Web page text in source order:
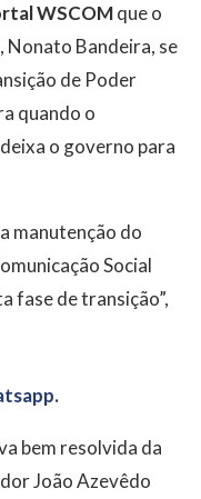
WSCOMque o
Nonato Bandeira, se
de Poder
quando o
o governo para
manutenção do
Social
fase de transição”,
bem resolvida da
João Azevêdo